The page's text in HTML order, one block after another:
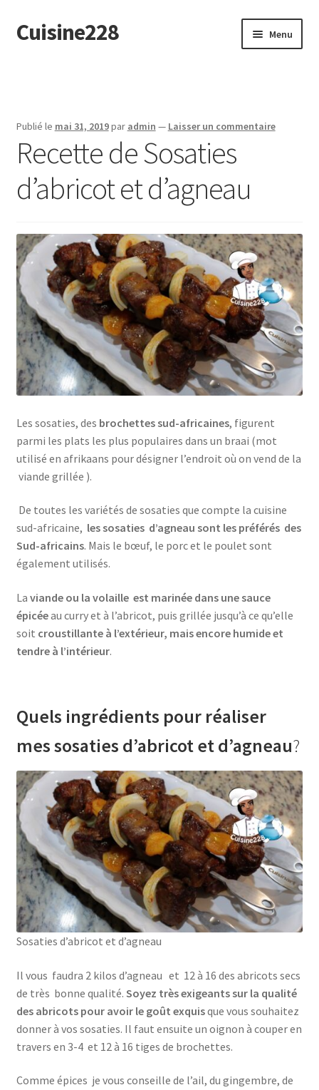
Aller
à
Aller
au
Cuisine228 Menu
Publié le mai 31, 2019par admin — Laisser un commentaire
Recette de Sosaties
d’abricot et d’agneau
Les sosaties, des brochettes sud-africaines, figurent
parmi les plats les plus populaires dans un braai (mot
utilisé en afrikaans pour désigner l’endroit où on vend de la
viande grillée ).
De toutes les variétés de sosaties que compte la cuisine
sud-africaine, les sosaties d’agneau sont les préférés des
Sud-africains. Mais le bœuf, le porc et le poulet sont
également utilisés.
La viande ou la volaille est marinée dans une sauce
épicéeau curry et à l’abricot, puis grillée jusqu’à ce qu’elle
soit croustillante à l’extérieur, mais encore humide et
tendre à l’intérieur.
Quels ingrédients pour réaliser
mes sosaties d’abricot et d’agneau?
Sosaties d’abricot et d’agneau
Il vous faudra 2 kilos d’agneau et 12 à 16 des abricots secs
de très bonne qualité. Soyez très exigeants sur la qualité
des abricots pour avoir le goût exquisque vous souhaitez
donner à vos sosaties. Il faut ensuite un oignon à couper en
travers en 3-4 et 12 à 16 tiges de brochettes.
Comme épices je vous conseille de l’ail, du gingembre, de